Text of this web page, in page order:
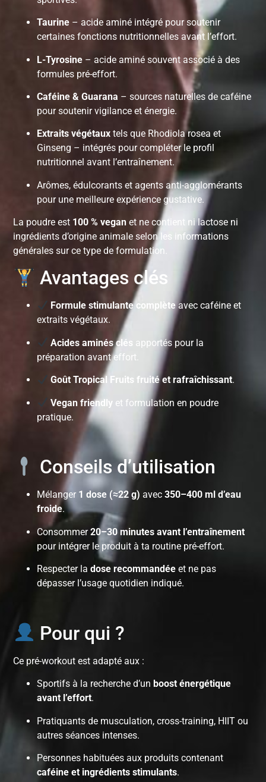
Taurine – acide aminé intégré pour soutenir
certaines fonctions nutritionnelles avant l’effort.
L-Tyrosine – acide aminé souvent associé à des
formules pré-effort.
Caféine & Guarana – sources naturelles de caféine
pour soutenir vigilance et énergie.
Extraits végétaux tels que Rhodiola rosea et
Ginseng – intégrés pour compléter le profil
nutritionnel avant l’entraînement.
Arômes, édulcorants et agents anti-agglomérants
pour une meilleure expérience gustative.
La poudre est 100 % vegan et ne contient ni lactose ni
ingrédients d’origine animale selon les informations
générales sur ce type de formulation.
Avantages clés
Formule stimulante complèteavec caféine et
extraits végétaux.
Acides aminés clés apportés pour la
préparation avant effort.
Goût Tropical Fruits fruité et rafraîchissant.
Vegan friendlyet formulation en poudre
pratique.
Conseils d’utilisation
Mélanger 1 dose (≈22 g) avec350–400 ml d’eau
froide.
Consommer20–30 minutes avant l’entraînement
pour intégrer le produit à ta routine pré-effort.
Respecter ladose recommandée et ne pas
dépasser l’usage quotidien indiqué.
Pour qui ?
Ce pré-workout est adapté aux :
Sportifs à la recherche d’un boost énergétique
avant l’effort.
Pratiquants de musculation, cross-training, HIIT ou
autres séances intenses.
Personnes habituées aux produits contenant
caféine et ingrédients stimulants.